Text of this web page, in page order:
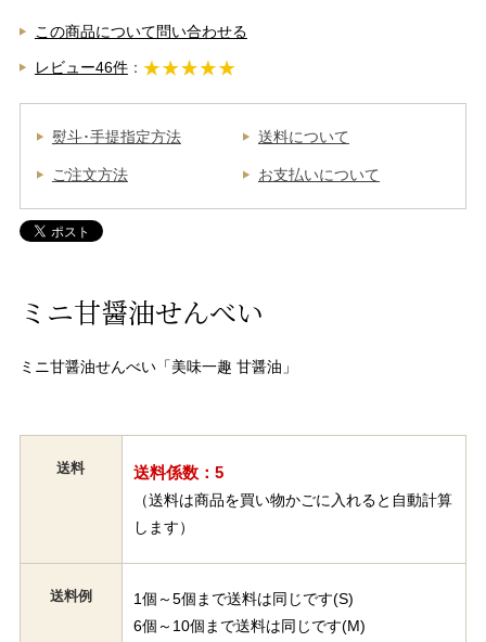
この商品について問い合わせる
レビュー46件：
熨斗･手提指定方法 送料について
ご注文方法 お支払いについて
ミニ甘醤油せんべい
ミニ甘醤油せんべい「美味一趣 甘醤油」
送料 送料係数：5
（送料は商品を買い物かごに入れると自動計算
します）
送料例
1個～5個まで送料は同じです(S)
6個～10個まで送料は同じです(M)